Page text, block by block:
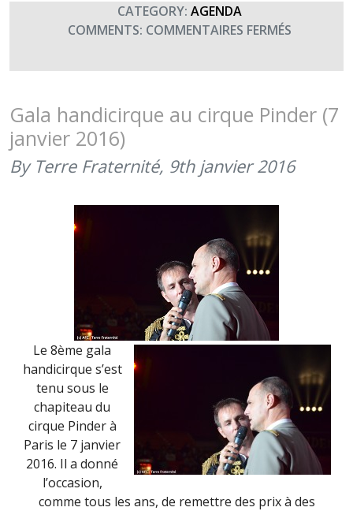
CATEGORY: AGENDA
COMMENTS: COMMENTAIRES FERMÉS
GALA
(18H30)
Gala handicirque au cirque Pinder (7
janvier 2016)
By Terre Fraternité, 9th janvier 2016
Le 8ème gala
handicirque s’est
tenu sous le
chapiteau du
cirque Pinder à
Paris le 7 janvier
2016. Il a donné
l’occasion,
comme tous les ans, de remettre des prix à des